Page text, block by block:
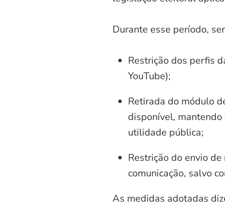
Durante esse período,
Restrição dos perfis
YouTube);
Retirada do módulo
disponível, mantendo
utilidade pública;
Restrição do envio
comunicação, salvo
As medidas adotadas